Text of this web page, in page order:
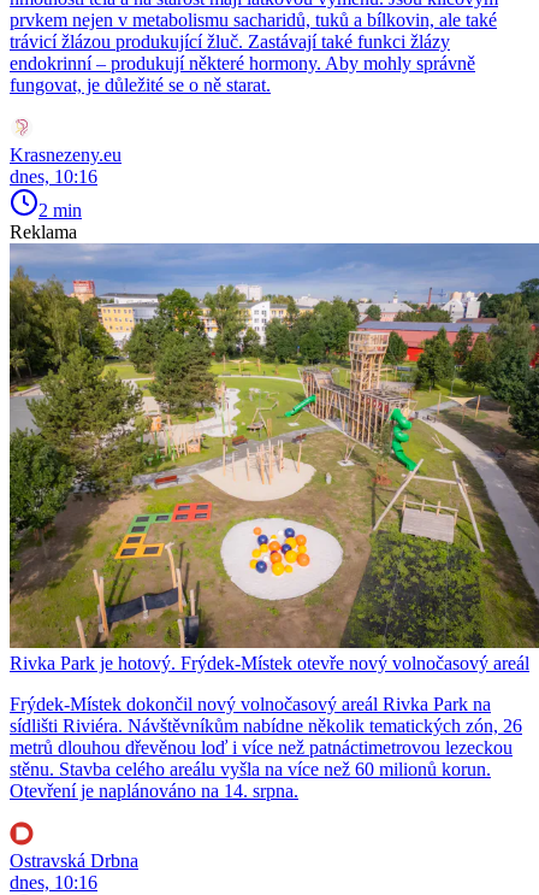
prvkem nejen v metabolismu sacharidů, tuků a bílkovin, ale také
trávicí žlázou produkující žluč. Zastávají také funkci žlázy
endokrinní – produkují některé hormony. Aby mohly správně
fungovat, je důležité se o ně starat.
Krasnezeny.eu
dnes, 10:16
2 min
Reklama
Rivka Park je hotový. Frýdek-Místek otevře nový volnočasový areál
Frýdek-Místek dokončil nový volnočasový areál Rivka Park na
sídlišti Riviéra. Návštěvníkům nabídne několik tematických zón, 26
metrů dlouhou dřevěnou loď i více než patnáctimetrovou lezeckou
stěnu. Stavba celého areálu vyšla na více než 60 milionů korun.
Otevření je naplánováno na 14. srpna.
Ostravská Drbna
dnes, 10:16